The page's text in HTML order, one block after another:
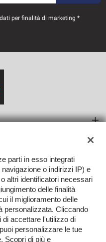
per finalità di marketing *
TORNA IN CIMA
parti in esso integrati
o indirizzi IP) e
altri identificatori necessari
delle finalità
il miglioramento delle
personalizzata. Cliccando
di accettare l'utilizzo di
personalizzare le tue
Scopri di più e